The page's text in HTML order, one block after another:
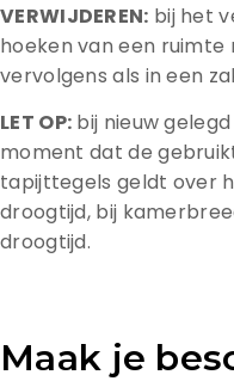
VERWIJDEREN: bij het
hoeken van een
vervolgens als in een
LET OP: bij nieuw
moment dat de
tapijttegels geldt over
droogtijd, bij
droogtijd.
Maak je